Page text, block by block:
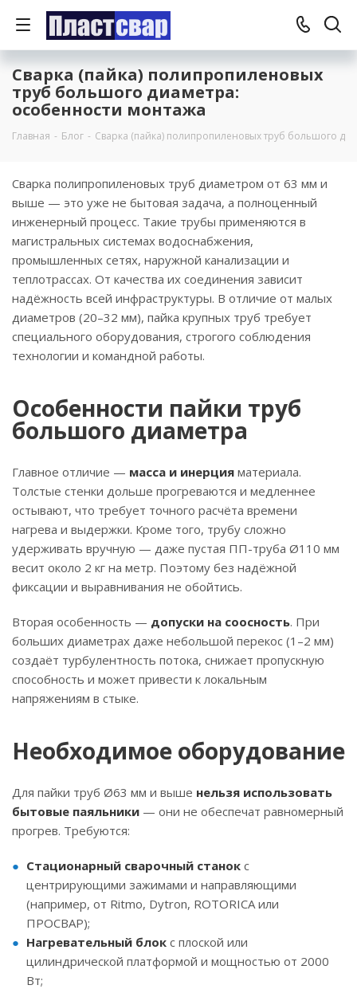
Сварка (пайка) полипропиленовых
труб большого диаметра:
особенности монтажа
Главная - Блог - Сварка (пайка) полипропиленовых труб большого
Сварка полипропиленовых труб диаметром от 63 мм и
выше — это уже не бытовая задача, а полноценный
инженерный процесс. Такие трубы применяются в
магистральных системах водоснабжения,
промышленных сетях, наружной канализации и
теплотрассах. От качества их соединения зависит
надёжность всей инфраструктуры. В отличие от малых
диаметров (20–32 мм), пайка крупных труб требует
специального оборудования, строгого соблюдения
технологии и командной работы.
Особенности пайки труб
большого диаметра
Главное отличие — масса и инерция материала.
Толстые стенки дольше прогреваются и медленнее
остывают, что требует точного расчёта времени
нагрева и выдержки. Кроме того, трубу сложно
удерживать вручную — даже пустая ПП-труба Ø110 мм
весит около 2 кг на метр. Поэтому без надёжной
фиксации и выравнивания не обойтись.
Вторая особенность — допуски на соосность. При
больших диаметрах даже небольшой перекос (1–2 мм)
создаёт турбулентность потока, снижает пропускную
способность и может привести к локальным
напряжениям в стыке.
Необходимое оборудование
Для пайки труб Ø63 мм и выше нельзя использовать
бытовые паяльники — они не обеспечат равномерный
прогрев. Требуются:
Стационарный сварочный станок с
центрирующими зажимами и направляющими
(например, от Ritmo, Dytron, ROTORICA или
ПРОСВАР);
Нагревательный блок с плоской или
цилиндрической платформой и мощностью от 2000
Вт;